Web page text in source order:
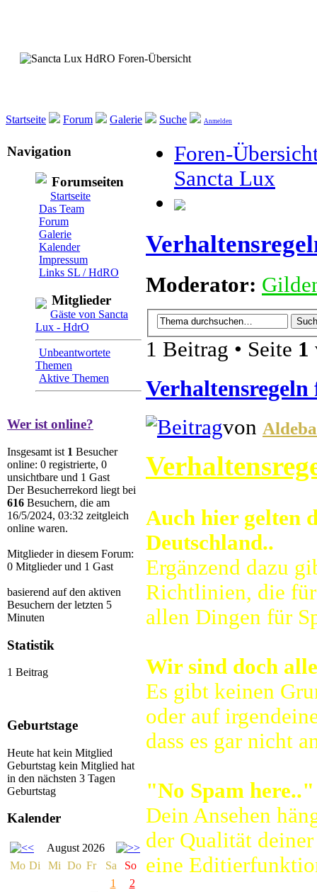
Startseite Forum Galerie Suche Anmelden
Navigation
Forumseiten
Startseite
Das Team
Forum
Galerie
Kalender
Impressum
Links SL / HdRO
Mitglieder
Gäste von Sancta
Lux - HdrO
Unbeantwortete
Themen
Aktive Themen
Wer ist online?
Insgesamt ist 1 Besucher
online: 0 registrierte, 0
unsichtbare und 1 Gast
Der Besucherrekord liegt bei
616 Besuchern, die am
16/5/2024, 03:32 zeitgleich
online waren.
Mitglieder in diesem Forum:
0 Mitglieder und 1 Gast
basierend auf den aktiven
Besuchern der letzten 5
Minuten
Statistik
1 Beitrag
Geburtstage
Heute hat kein Mitglied
Geburtstag kein Mitglied hat
in den nächsten 3 Tagen
Geburtstag
Kalender
August 2026
Mo Di Mi Do Fr Sa
So
1
2
Foren-
Sancta Lux
Moderator:
1 Beitrag • Seite 1
von
Auch hier gelten
Deutschland..
Ergänzend dazu
Richtlinien, die
allen Dingen für
Wir sind doch
Es gibt keinen
oder auf
dass es gar nicht
"No Spam here.."
Dein Ansehen
der Qualität
eine